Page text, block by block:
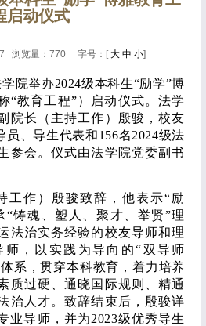
启动仪式
浏览量： 770 字号：[大 中 小]
院举办2024级本科生“励学”博
“教育工程”）启动仪式。法学
院长（主持工作）殷骏，校友
、导生代表和156名2024级法
参会。仪式由法学院党委副书
工作）殷骏致辞，他表示“励
“铸魂、塑人、聚才、举贤”理
法治实务经验的校友导师和理
，以实践为导向的“双导师
系，贯穿本科教育，着力培养
质过硬、通晓国际规则、精通
治人才。致辞结束后，殷骏详
业导师，并为2023级优秀导生